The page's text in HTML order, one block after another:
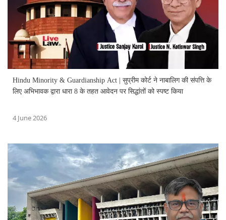
Hindu Minority & Guardianship Act | सुप्रीम कोर्ट ने नाबालिग की संपत्ति के
लिए अभिभावक द्वारा धारा 8 के तहत आवेदन पर सिद्धांतों को स्पष्ट किया
4 June 2026